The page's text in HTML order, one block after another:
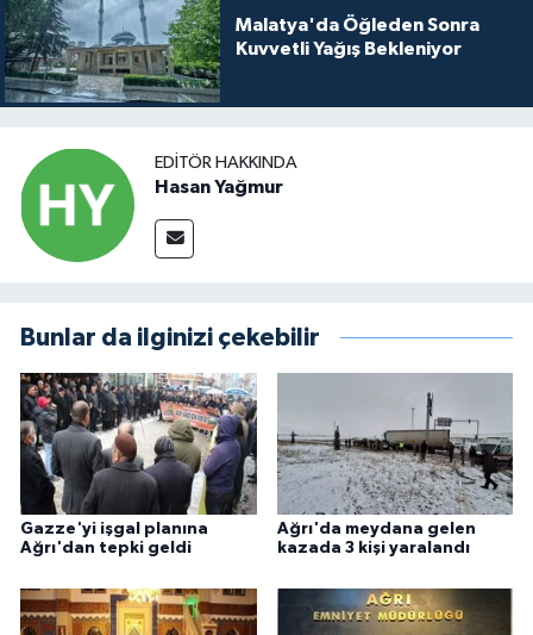
Malatya'da Öğleden Sonra
Kuvvetli Yağış Bekleniyor
EDITÖR HAKKINDA
Hasan Yağmur
Bunlar da ilginizi çekebilir
Gazze'yi işgal planına
Ağrı'dan tepki geldi
Ağrı'da meydana gelen
kazada 3 kişi yaralandı